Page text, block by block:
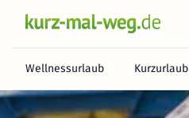
Wellnessurlaub Kurzurlaub